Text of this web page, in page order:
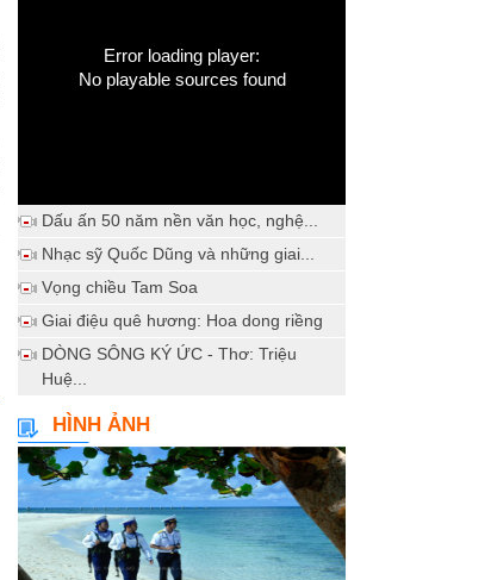
Chùm ảnh “Kéo lưới rùng”
ĐỒNG ĐỘI ƠI, CÁC ANH ĐÃ
Error loading player:
No playable sources found
Dấu ấn 50 năm nền văn học, nghệ...
Nhạc sỹ Quốc Dũng và những giai...
Vọng chiều Tam Soa
Giai điệu quê hương: Hoa dong riềng
DÒNG SÔNG KÝ ỨC - Thơ: Triệu
Huệ...
HÌNH ẢNH